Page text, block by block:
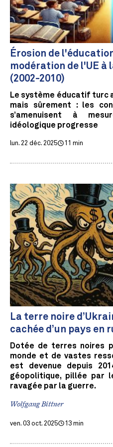
Érosion de
modération de l'UE à
(2002-2010)
Le système éducatif turc
mais sûrement : les
s’amenuisent à
idéologique progresse
lun. 22 déc. 2025 11 min
La terre noire
cachée d’un pays en
Dotée de terres noires
monde et de vastes
est devenue depuis
géopolitique, pillée par
ravagée par la guerre.
Wolfgang Bittner
ven. 03 oct. 2025 13 min